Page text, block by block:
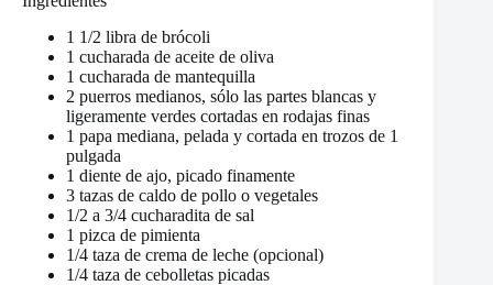
1 1/2 libra de brócoli
1 cucharada de aceite de oliva
1 cucharada de mantequilla
2 puerros medianos, sólo las partes blancas y
ligeramente verdes cortadas en rodajas finas
1 papa mediana, pelada y cortada en trozos de 1
pulgada
1 diente de ajo, picado finamente
3 tazas de caldo de pollo o vegetales
1/2 a 3/4 cucharadita de sal
1 pizca de pimienta
1/4 taza de crema de leche (opcional)
1/4 taza de cebolletas picadas